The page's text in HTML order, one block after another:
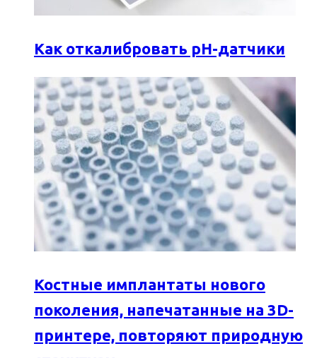
Как откалибровать pH-датчики
Костные имплантаты нового
поколения, напечатанные на 3D-
принтере, повторяют природную